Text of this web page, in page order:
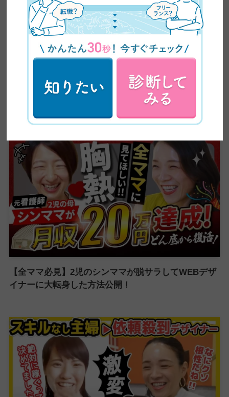
交えながら、スキル習得からキャリア形成まで、
学びのあらゆる段階で役立つ、正確で信頼性の高
い情報をお届けしています。
卒業生実績インタビュー
【全ママ必見】2児のシンママが脱サラしてWEBデザ
イナーに大転身した方法公開！